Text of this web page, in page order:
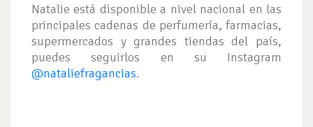
Natalie está disponible a nivel nacional en las
principales cadenas de perfumería, farmacias,
supermercados y grandes tiendas del país,
puedes seguirlos en su Instagram
@nataliefragancias.